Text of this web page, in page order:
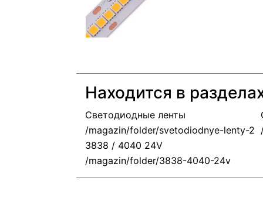
Находится в
Светодиодные ленты
3838 / 4040 24V